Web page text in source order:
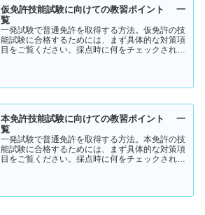
仮免許技能試験に向けての教習ポイント 一
覧
一発試験で普通免許を取得する方法。仮免許の技
能試験に合格するためには、まず具体的な対策項
目をご覧ください。採点時に何をチェックされる
本免許技能試験に向けての教習ポイント 一
覧
一発試験で普通免許を取得する方法。本免許の技
能試験に合格するためには、まず具体的な対策項
目をご覧ください。採点時に何をチェックされる